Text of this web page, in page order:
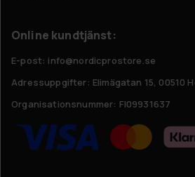
Online kundtjänst:
E-post: info@nordicprostore.se
Adressuppgifter: Elimägatan 15, 00510
Organisationsnummer: FI09931637